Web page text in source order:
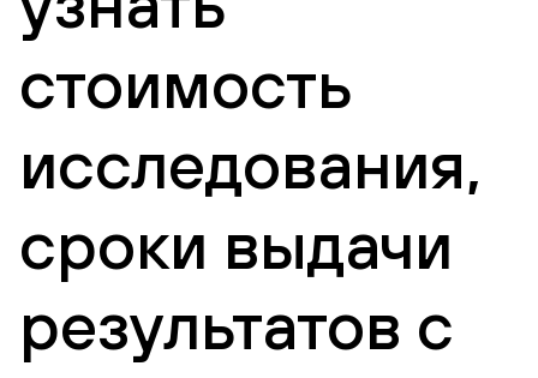
стоимость
исследования,
сроки выдачи
результатов с